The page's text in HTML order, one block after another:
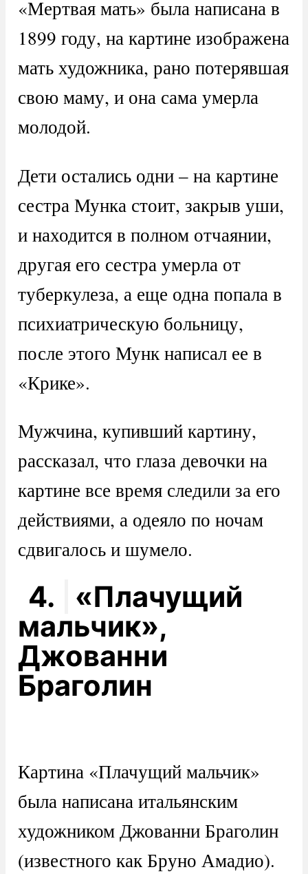
«Мертвая мать» была написана в
1899 году, на картине изображена
мать художника, рано потерявшая
свою маму, и она сама умерла
молодой.
Дети остались одни – на картине
сестра Мунка стоит, закрыв уши,
и находится в полном отчаянии,
другая его сестра умерла от
туберкулеза, а еще одна попала в
психиатрическую больницу,
после этого Мунк написал ее в
«Крике».
Мужчина, купивший картину,
рассказал, что глаза девочки на
картине все время следили за его
действиями, а одеяло по ночам
сдвигалось и шумело.
4.
«Плачущий
мальчик»,
Джованни
Браголин
Картина «Плачущий мальчик»
была написана итальянским
художником Джованни Браголин
(известного как Бруно Амадио).